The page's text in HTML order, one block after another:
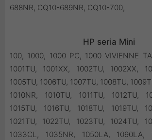
688NR, CQ10-689NR, CQ10-700,
HP seria Mini
100, 1000, 1000 PC, 1000 VIVIENNE
1001TU, 1001XX, 1002TU, 1002XX,
1005TU, 1006TU, 1007TU, 1008TU,
1010NR, 1010TU, 1011TU, 1012TU,
1015TU, 1016TU, 1018TU, 1019TU,
1021TU, 1022TU, 1023TU, 1024TU,
1033CL, 1035NR, 1050LA, 1090LA,